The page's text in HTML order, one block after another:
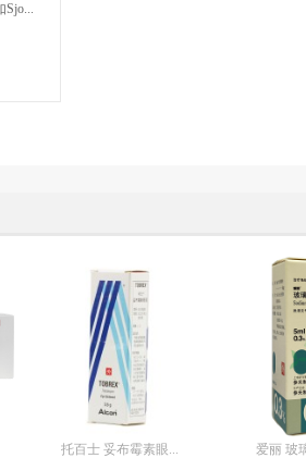
Sjo...
托百士 妥布霉素眼...
爱丽 玻